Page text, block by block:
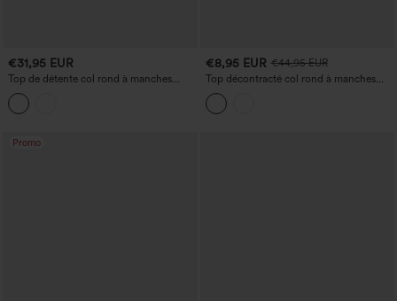
€31,95 EUR
Top de détente col rond à manches
chauve-souris longues, ourlet arrondi et
dos découpé
€8,95 EUR €44,95 EUR
Top décontracté col rond à manches
courtes, ourlet torsadé asymétrique
Promo